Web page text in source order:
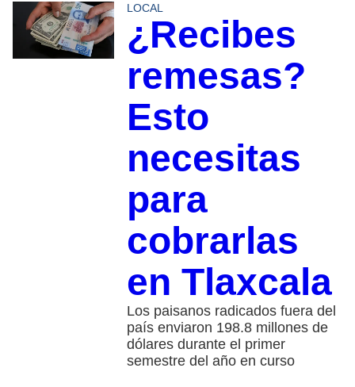
LOCAL
¿Recibes
remesas?
Esto
necesitas
para
cobrarlas
en Tlaxcala
Los paisanos radicados fuera del
país enviaron 198.8 millones de
dólares durante el primer
semestre del año en curso